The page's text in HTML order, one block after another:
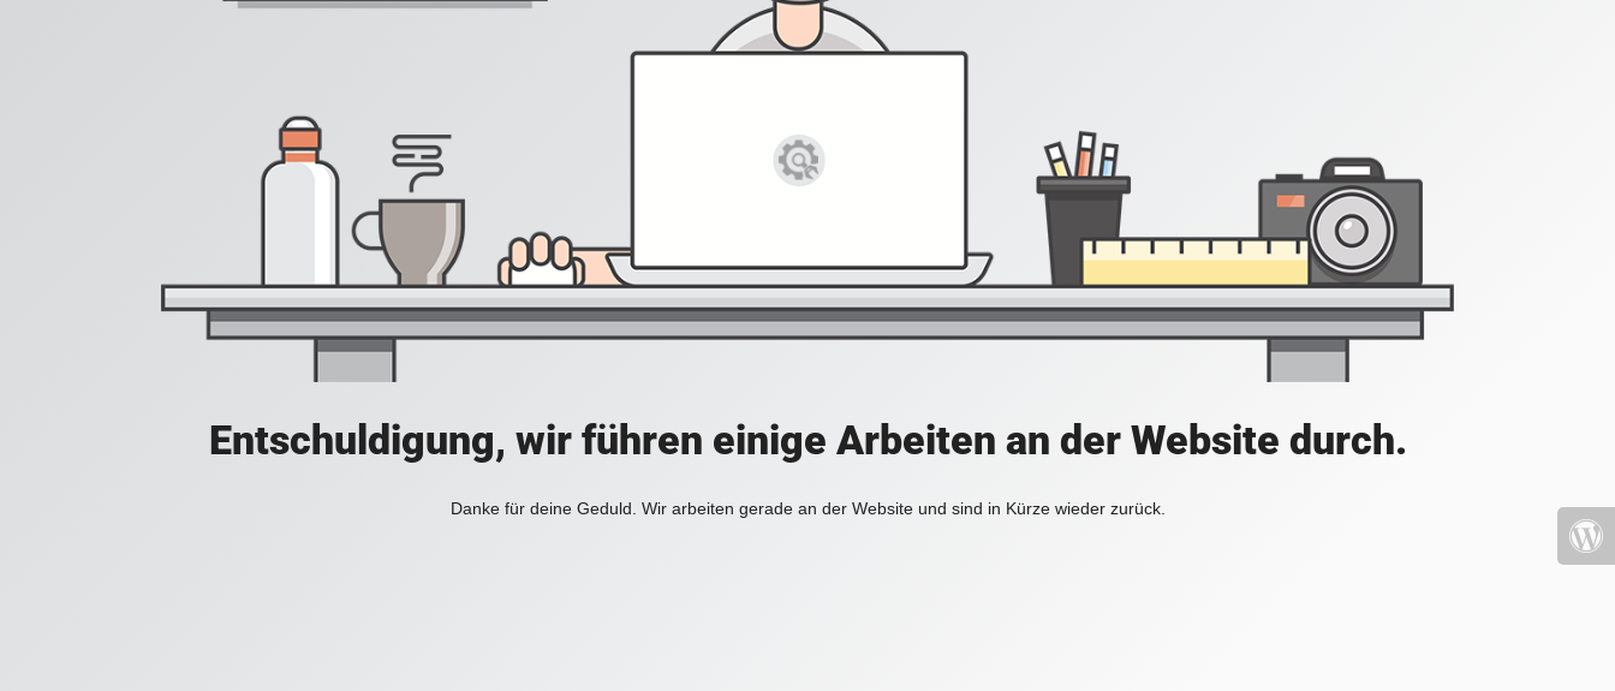
Entschuldigung, wir führen einige Arbeiten an der Website durch.
Danke für deine Geduld. Wir arbeiten gerade an der Website und sind in Kürze wieder zurück.